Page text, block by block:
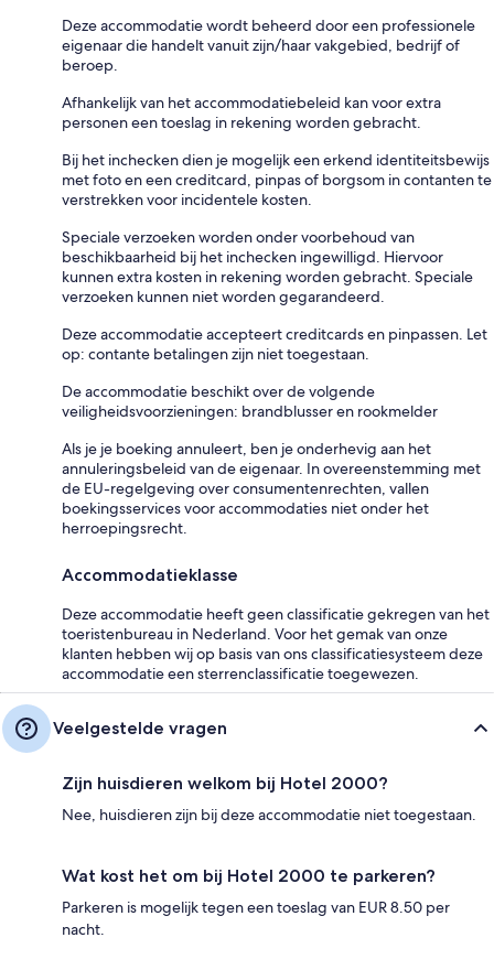
Deze accommodatie wordt beheerd door een professionele
eigenaar die handelt vanuit zijn/haar vakgebied, bedrijf of
beroep.
Afhankelijk van het accommodatiebeleid kan voor extra
personen een toeslag in rekening worden gebracht.
Bij het inchecken dien je mogelijk een erkend identiteitsbewijs
met foto en een creditcard, pinpas of borgsom in contanten te
verstrekken voor incidentele kosten.
Speciale verzoeken worden onder voorbehoud van
beschikbaarheid bij het inchecken ingewilligd. Hiervoor
kunnen extra kosten in rekening worden gebracht. Speciale
verzoeken kunnen niet worden gegarandeerd.
Deze accommodatie accepteert creditcards en pinpassen. Let
op: contante betalingen zijn niet toegestaan.
De accommodatie beschikt over de volgende
veiligheidsvoorzieningen: brandblusser en rookmelder
Als je je boeking annuleert, ben je onderhevig aan het
annuleringsbeleid van de eigenaar. In overeenstemming met
de EU-regelgeving over consumentenrechten, vallen
boekingsservices voor accommodaties niet onder het
herroepingsrecht.
Accommodatieklasse
Deze accommodatie heeft geen classificatie gekregen van het
toeristenbureau in Nederland. Voor het gemak van onze
klanten hebben wij op basis van ons classificatiesysteem deze
accommodatie een sterrenclassificatie toegewezen.
Veelgestelde vragen
Zijn huisdieren welkom bij Hotel 2000?
Nee, huisdieren zijn bij deze accommodatie niet toegestaan.
Wat kost het om bij Hotel 2000 te parkeren?
Parkeren is mogelijk tegen een toeslag van EUR 8.50 per
nacht.